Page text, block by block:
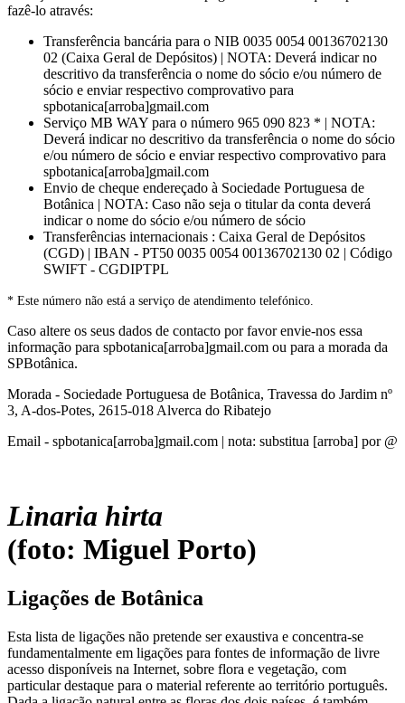
fazê-lo através:
Transferência bancária para o NIB 0035 0054 00136702130
02 (Caixa Geral de Depósitos) | NOTA: Deverá indicar no
descritivo da transferência o nome do sócio e/ou número de
sócio e enviar respectivo comprovativo para
spbotanica[arroba]gmail.com
Serviço MB WAY para o número 965 090 823 * | NOTA:
Deverá indicar no descritivo da transferência o nome do sócio
e/ou número de sócio e enviar respectivo comprovativo para
spbotanica[arroba]gmail.com
Envio de cheque endereçado à Sociedade Portuguesa de
Botânica | NOTA: Caso não seja o titular da conta deverá
indicar o nome do sócio e/ou número de sócio
Transferências internacionais : Caixa Geral de Depósitos
(CGD) | IBAN - PT50 0035 0054 00136702130 02 | Código
SWIFT - CGDIPTPL
* Este número não está a serviço de atendimento telefónico.
Caso altere os seus dados de contacto por favor envie-nos essa
informação para spbotanica[arroba]gmail.com ou para a morada da
SPBotânica.
Morada - Sociedade Portuguesa de Botânica, Travessa do Jardim nº
3, A-dos-Potes, 2615-018 Alverca do Ribatejo
Email - spbotanica[arroba]gmail.com | nota: substitua [arroba] por @
Linaria hirta
(foto: Miguel Porto)
Ligações de Botânica
Esta lista de ligações não pretende ser exaustiva e concentra-se
fundamentalmente em ligações para fontes de informação de livre
acesso disponíveis na Internet, sobre flora e vegetação, com
particular destaque para o material referente ao território português.